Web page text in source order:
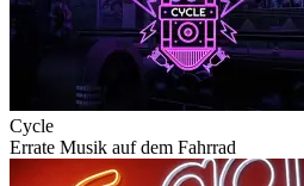
Cycle
Errate Musik auf dem Fahrrad